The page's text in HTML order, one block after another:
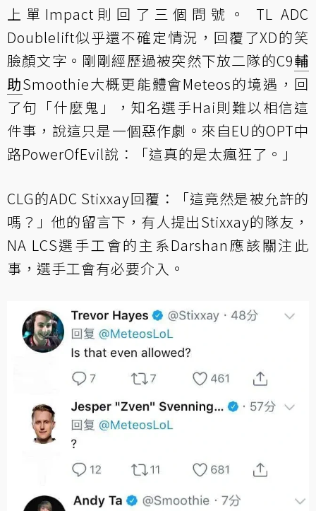
上單Impact則回了三個問號。 TL ADC
Doublelift似乎還不確定情況，回覆了XD的笑
臉顏文字。剛剛經歷過被突然下放二隊的C9輔
助Smoothie大概更能體會Meteos的境遇，回
了句「什麼鬼」，知名選手Hai則難以相信這
件事，說這只是一個惡作劇。來自EU的OPT中
路PowerOfEvil說：「這真的是太瘋狂了。」
CLG的ADC Stixxay回覆：「這竟然是被允許的
嗎？」他的留言下，有人提出Stixxay的隊友，
NA LCS選手工會的主系Darshan應該關注此
事，選手工會有必要介入。